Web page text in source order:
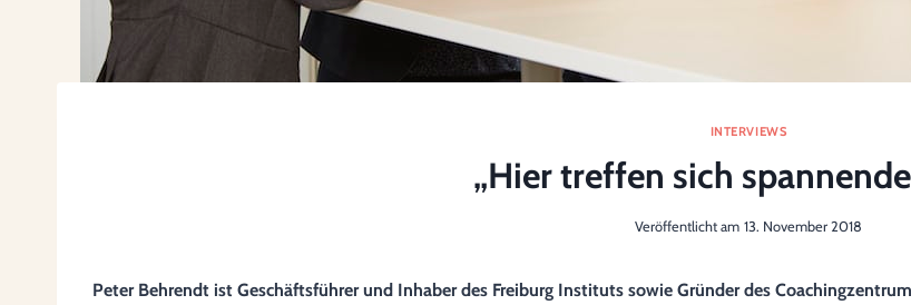
INTERVIEWS
„Hier treffen sich
Veröffentlicht am 13. November 2018
Peter Behrendt ist Geschäftsführer und Inhaber des Freiburg Instituts sowie Gründer des